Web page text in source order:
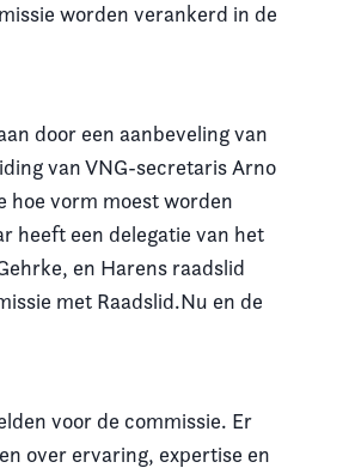
worden verankerd in de
door een aanbeveling van
van VNG-secretaris Arno
hoe vorm moest worden
heeft een delegatie van het
en Harens raadslid
met Raadslid.Nu en de
voor de commissie. Er
over ervaring, expertise en